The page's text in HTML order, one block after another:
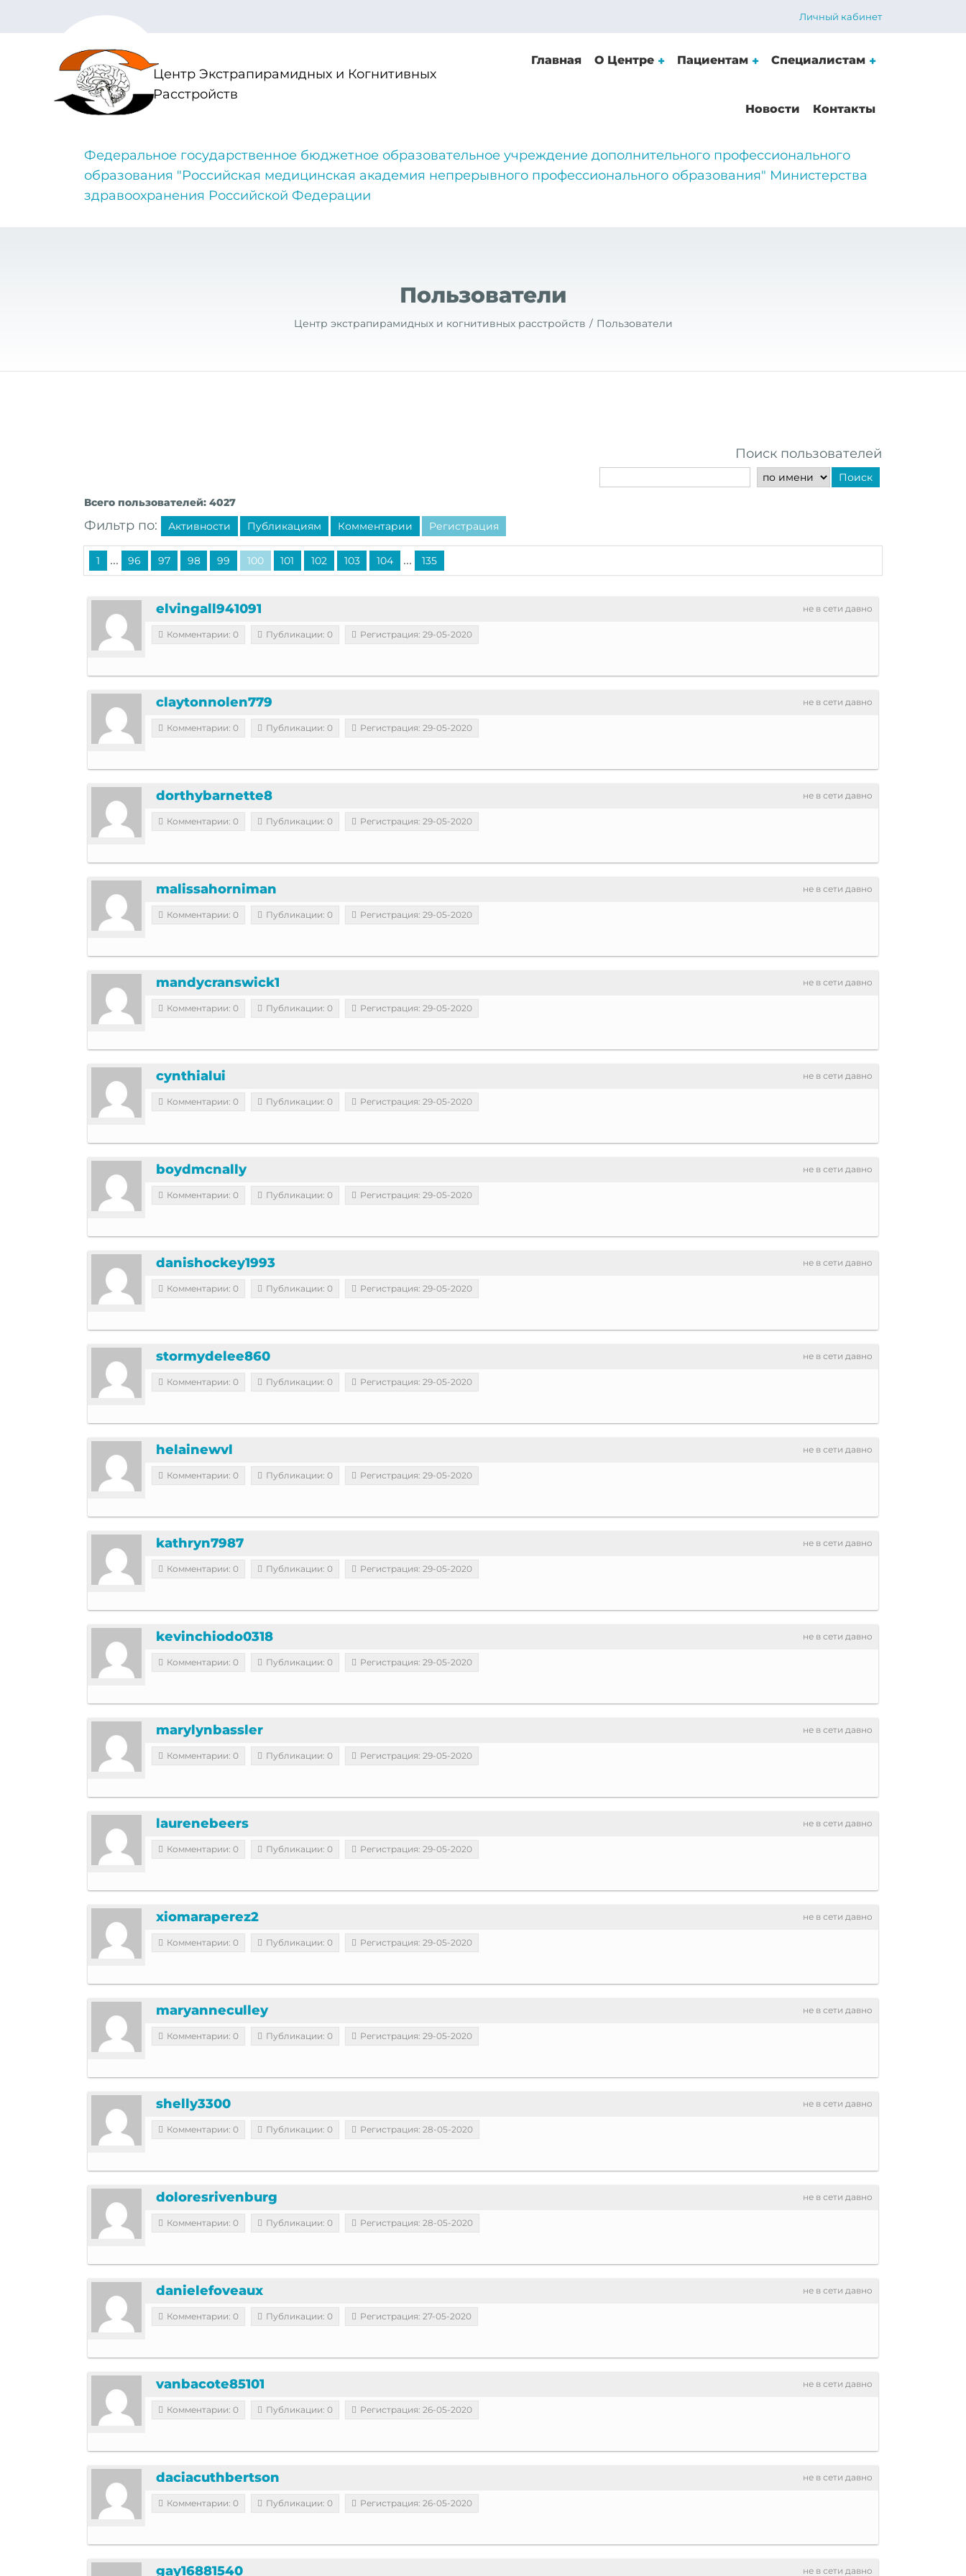
Личный кабинет
Центр Экстрапирамидных и Когнитивных
Расстройств
Главная О Центре Пациентам Специалистам
Новости Контакты
Федеральное государственное бюджетное образовательное учреждение дополнительного профессионального
образования "Российская медицинская академия непрерывного профессионального образования" Министерства
здравоохранения Российской Федерации
Пользователи
Центр экстрапирамидных и когнитивных расстройств Пользователи
Поиск пользователей
Поиск
Всего пользователей: 4027
Фильтр по: Активности Публикациям Комментарии Регистрация
1 ... 96 97 98 99 100 101 102 103 104 ... 135
не в сети давно
elvingall941091
Комментарии: 0 Публикации: 0 Регистрация: 29-05-2020
не в сети давно
claytonnolen779
Комментарии: 0 Публикации: 0 Регистрация: 29-05-2020
не в сети давно
dorthybarnette8
Комментарии: 0 Публикации: 0 Регистрация: 29-05-2020
не в сети давно
malissahorniman
Комментарии: 0 Публикации: 0 Регистрация: 29-05-2020
не в сети давно
mandycranswick1
Комментарии: 0 Публикации: 0 Регистрация: 29-05-2020
не в сети давно
cynthialui
Комментарии: 0 Публикации: 0 Регистрация: 29-05-2020
не в сети давно
boydmcnally
Комментарии: 0 Публикации: 0 Регистрация: 29-05-2020
не в сети давно
danishockey1993
Комментарии: 0 Публикации: 0 Регистрация: 29-05-2020
не в сети давно
stormydelee860
Комментарии: 0 Публикации: 0 Регистрация: 29-05-2020
не в сети давно
helainewvl
Комментарии: 0 Публикации: 0 Регистрация: 29-05-2020
не в сети давно
kathryn7987
Комментарии: 0 Публикации: 0 Регистрация: 29-05-2020
не в сети давно
kevinchiodo0318
Комментарии: 0 Публикации: 0 Регистрация: 29-05-2020
не в сети давно
marylynbassler
Комментарии: 0 Публикации: 0 Регистрация: 29-05-2020
не в сети давно
laurenebeers
Комментарии: 0 Публикации: 0 Регистрация: 29-05-2020
не в сети давно
xiomaraperez2
Комментарии: 0 Публикации: 0 Регистрация: 29-05-2020
не в сети давно
maryanneculley
Комментарии: 0 Публикации: 0 Регистрация: 29-05-2020
не в сети давно
shelly3300
Комментарии: 0 Публикации: 0 Регистрация: 28-05-2020
не в сети давно
doloresrivenburg
Комментарии: 0 Публикации: 0 Регистрация: 28-05-2020
не в сети давно
danielefoveaux
Комментарии: 0 Публикации: 0 Регистрация: 27-05-2020
не в сети давно
vanbacote85101
Комментарии: 0 Публикации: 0 Регистрация: 26-05-2020
не в сети давно
daciacuthbertson
Комментарии: 0 Публикации: 0 Регистрация: 26-05-2020
не в сети давно
gay16881540